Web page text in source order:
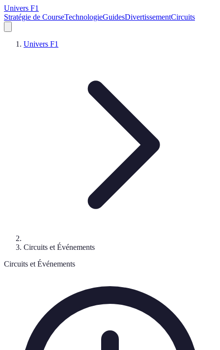
Univers F1
Stratégie de CourseTechnologieGuidesDivertissementCircuits
Univers F1
Circuits et Événements
Circuits et Événements